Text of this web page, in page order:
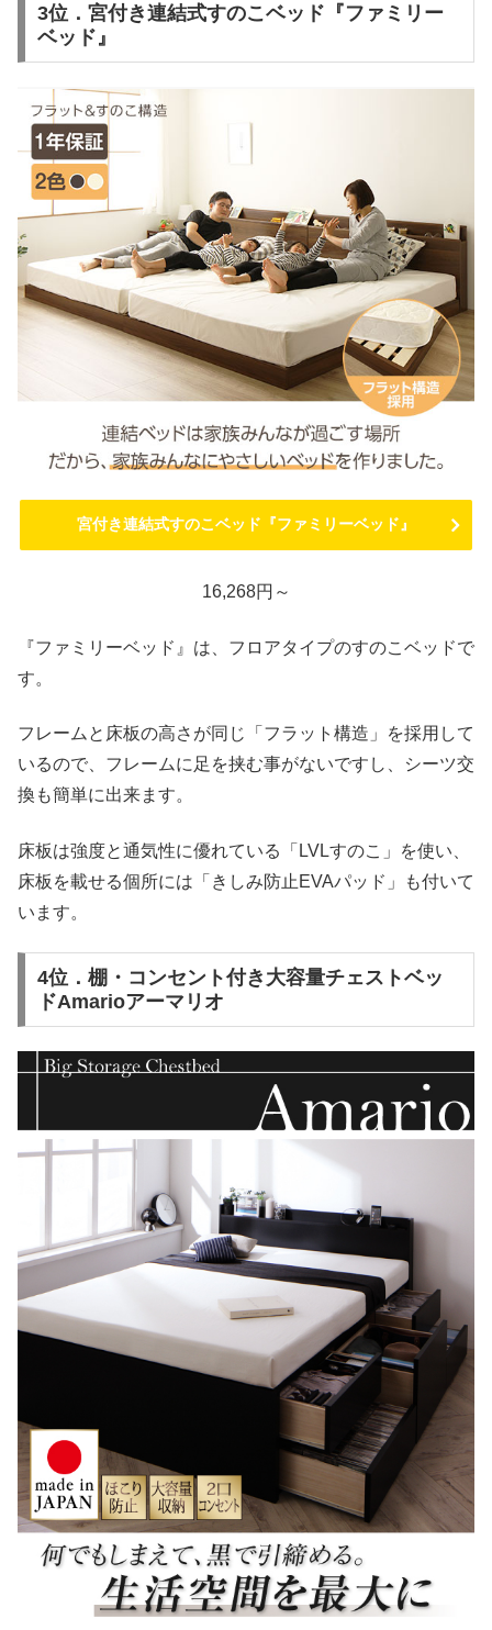
3位．宮付き連結式すのこベッド『ファミリー
ベッド』
宮付き連結式すのこベッド『ファミリーベッド』
16,268円～
『ファミリーベッド』は、フロアタイプのすのこベッドで
す。
フレームと床板の高さが同じ「フラット構造」を採用して
いるので、フレームに足を挟む事がないですし、シーツ交
換も簡単に出来ます。
床板は強度と通気性に優れている「LVLすのこ」を使い、
床板を載せる個所には「きしみ防止EVAパッド」も付いて
います。
4位．棚・コンセント付き大容量チェストベッ
ドAmarioアーマリオ